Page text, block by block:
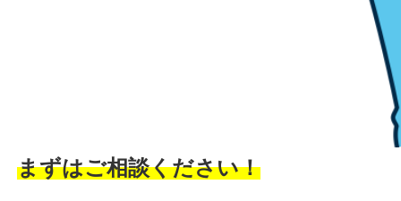
まずはご相談ください！